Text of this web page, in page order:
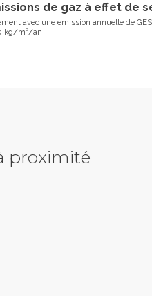
de gaz à effet de
avec une emission annuelle de
kg/m²/an
proximité